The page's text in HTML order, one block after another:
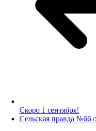
Скоро 1 сентября!
Сельская правда №66